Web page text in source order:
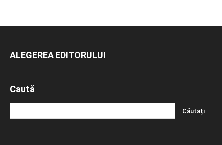
ALEGEREA EDITORULUI
Caută